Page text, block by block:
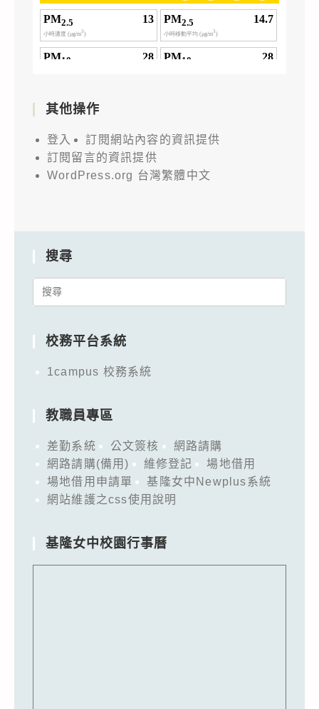
其他操作
登入
訂閱網站內容的資訊提供
訂閱留言的資訊提供
WordPress.org 台灣繁體中文
搜尋
Search
校務平台系統
1campus 校務系統
教職員專區
差勤系統 公文簽核
網路請購
網路請購(備用)
維修登記
場地借用
場地借用申請單
基隆女中Newplus系統
網站維護之css使用說明
基隆女中校園行事曆